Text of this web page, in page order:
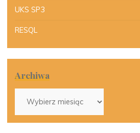
UKS SP3
RESQL
Archiwa